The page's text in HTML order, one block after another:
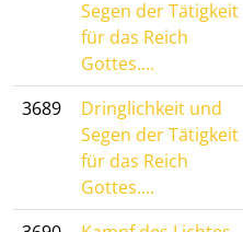
Segen der Tätigkeit
für das Reich
Gottes....
3689
Dringlichkeit und
Segen der Tätigkeit
für das Reich
Gottes....